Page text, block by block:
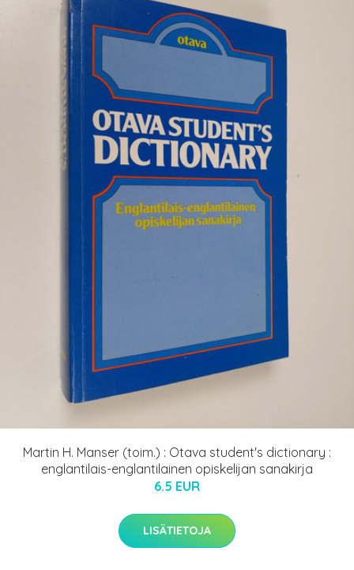
Martin H. Manser (toim.) : Otava student's dictionary :
englantilais-englantilainen opiskelijan sanakirja
6.5 EUR
LISÄTIETOJA